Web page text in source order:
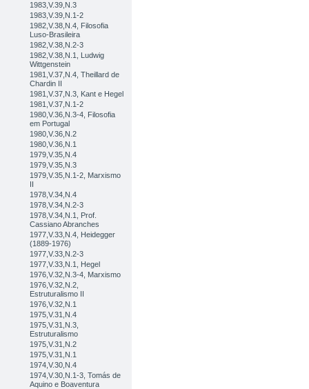
1983,V.39,N.3
1983,V.39,N.1-2
1982,V.38,N.4, Filosofia
Luso-Brasileira
1982,V.38,N.2-3
1982,V.38,N.1, Ludwig
Wittgenstein
1981,V.37,N.4, Theillard de
Chardin II
1981,V.37,N.3, Kant e Hegel
1981,V.37,N.1-2
1980,V.36,N.3-4, Filosofia
em Portugal
1980,V.36,N.2
1980,V.36,N.1
1979,V.35,N.4
1979,V.35,N.3
1979,V.35,N.1-2, Marxismo
II
1978,V.34,N.4
1978,V.34,N.2-3
1978,V.34,N.1, Prof.
Cassiano Abranches
1977,V.33,N.4, Heidegger
(1889-1976)
1977,V.33,N.2-3
1977,V.33,N.1, Hegel
1976,V.32,N.3-4, Marxismo
1976,V.32,N.2,
Estruturalismo II
1976,V.32,N.1
1975,V.31,N.4
1975,V.31,N.3,
Estruturalismo
1975,V.31,N.2
1975,V.31,N.1
1974,V.30,N.4
1974,V.30,N.1-3, Tomás de
Aquino e Boaventura